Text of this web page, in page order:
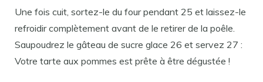
Une fois cuit, sortez-le du four pendant 25 et laissez-le
refroidir complètement avant de le retirer de la poêle.
Saupoudrez le gâteau de sucre glace 26 et servez 27 :
Votre tarte aux pommes est prête à être dégustée !